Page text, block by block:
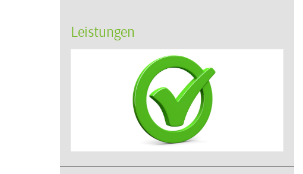
Leistungen